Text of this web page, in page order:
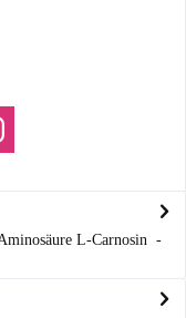
L-Carnosin -